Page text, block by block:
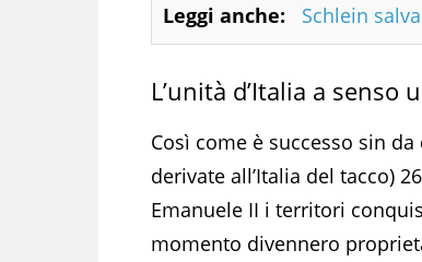
Leggi anche: Schlein
L’unità d’Italia a senso
Così come è successo sin
derivate all’Italia del tacco)
Emanuele II i territori
momento divennero